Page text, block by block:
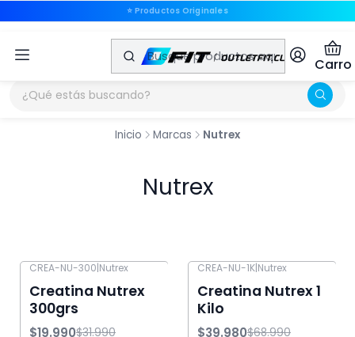
⭐ Productos Originales
Carro
Inicio Marcas Nutrex
Nutrex
CREA-NU-300|Nutrex
Creatina Nutrex
300grs
$19.990$31.990
CREA-NU-1K|Nutrex
Creatina Nutrex 1
Kilo
$39.980$68.990
⭐ Productos Originales